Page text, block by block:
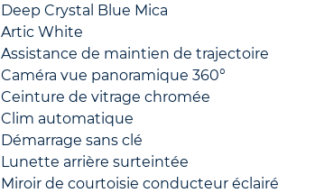
Deep Crystal Blue Mica
Artic White
Assistance de maintien de trajectoire
Caméra vue panoramique 360°
Ceinture de vitrage chromée
Clim automatique
Démarrage sans clé
Lunette arrière surteintée
Miroir de courtoisie conducteur éclairé